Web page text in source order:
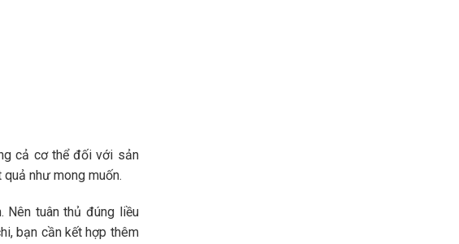
cả cơ thể đối với sản
như mong muốn.
Nên tuân thủ đúng liều
bạn cần kết hợp thêm